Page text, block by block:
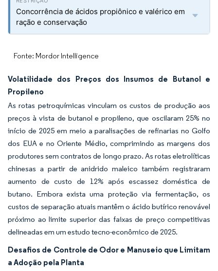
Concorrência de ácidos propiônico e valérico em
ração e conservação
Fonte: Mordor Intelligence
Volatilidade dos Preços dos Insumos de Butanol e
Propileno
As rotas petroquímicas vinculam os custos de produção aos
preços à vista de butanol e propileno, que oscilaram 25% no
início de 2025 em meio a paralisações de refinarias no Golfo
dos EUA e no Oriente Médio, comprimindo as margens dos
produtores sem contratos de longo prazo. As rotas eletrolíticas
chinesas a partir de anidrido maleico também registraram
aumento de custo de 12% após escassez doméstica de
butano. Embora exista uma proteção via fermentação, os
custos de separação atuais mantêm o ácido butírico renovável
próximo ao limite superior das faixas de preço competitivas
delineadas em um estudo tecno-econômico de 2025.
Desafios de Controle de Odor e Manuseio que Limitam
a Adoção pela Planta